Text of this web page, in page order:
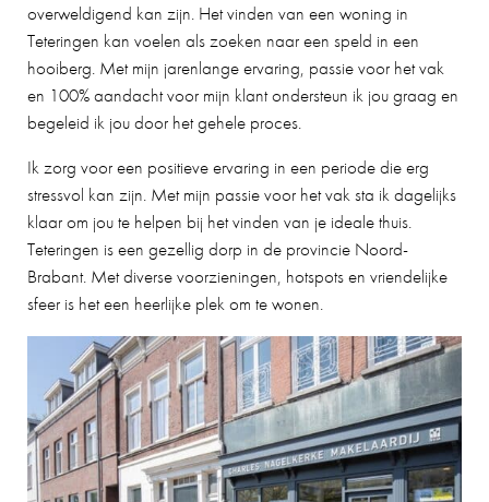
overweldigend kan zijn. Het vinden van een woning in
Teteringen kan voelen als zoeken naar een speld in een
hooiberg. Met mijn jarenlange ervaring, passie voor het vak
en 100% aandacht voor mijn klant ondersteun ik jou graag en
begeleid ik jou door het gehele proces.
Ik zorg voor een positieve ervaring in een periode die erg
stressvol kan zijn. Met mijn passie voor het vak sta ik dagelijks
klaar om jou te helpen bij het vinden van je ideale thuis.
Teteringen is een gezellig dorp in de provincie Noord-
Brabant. Met diverse voorzieningen, hotspots en vriendelijke
sfeer is het een heerlijke plek om te wonen.